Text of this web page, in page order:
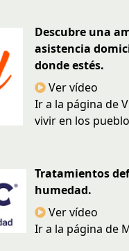
Descubre una
asistencia
donde estés.
Ver vídeo
Ir a la página de
vivir en los
Tratamientos
humedad.
Ver vídeo
Ir a la página de